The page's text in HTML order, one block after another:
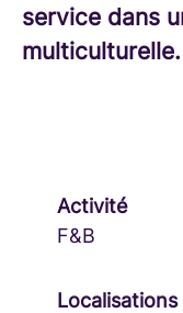
service dans
multiculturelle.
Activité
F&B
Localisations